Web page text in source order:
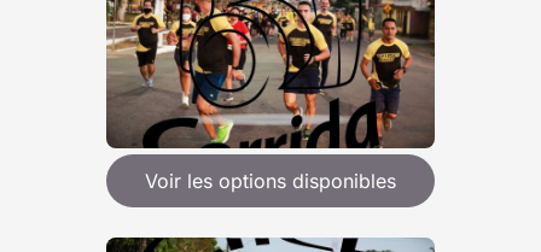
Voir les options disponibles